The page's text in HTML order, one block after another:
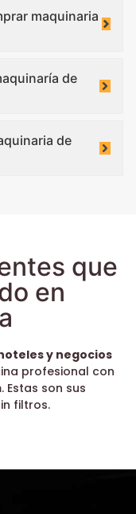
maquinaria
de
de
que
en
y negocios
profesional con
son sus
filtros.